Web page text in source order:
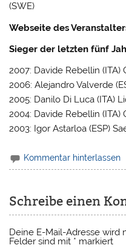
(SWE)
Webseite des
Sieger der letzten fünf
2007: Davide Rebellin (ITA)
2006: Alejandro Valverde
2005: Danilo Di Luca (ITA)
2004: Davide Rebellin (ITA)
2003: Igor Astarloa (ESP)
Kommentar hinterlassen
Schreibe einen
Deine E-Mail-Adresse wird
Felder sind mit * markiert